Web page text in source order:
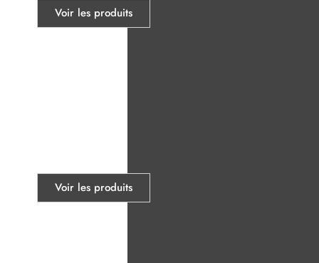
Voir les produits
Voir les produits